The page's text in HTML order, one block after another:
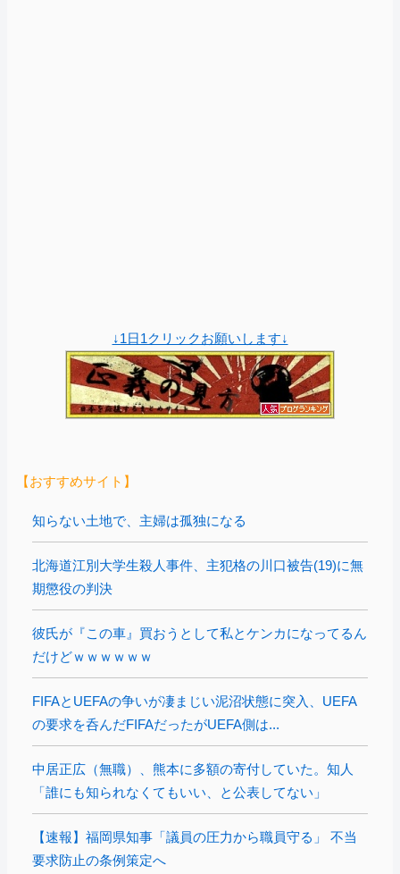
↓1日1クリックお願いします↓
【おすすめサイト】
知らない土地で、主婦は孤独になる
北海道江別大学生殺人事件、主犯格の川口被告(19)に無
期懲役の判決
彼氏が『この車』買おうとして私とケンカになってるん
だけどｗｗｗｗｗｗ
FIFAとUEFAの争いが凄まじい泥沼状態に突入、UEFA
の要求を呑んだFIFAだったがUEFA側は...
中居正広（無職）、熊本に多額の寄付していた。知人
「誰にも知られなくてもいい、と公表してない」
【速報】福岡県知事「議員の圧力から職員守る」 不当
要求防止の条例策定へ